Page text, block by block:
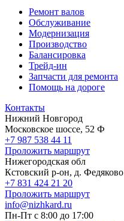
Ремонт валов
Обслуживание
Модернизация
Производство
Балансировка
Трейд-ин
Запчасти для ремонта
Помощь на дороге
Контакты
Нижний Новгород
Московское шоссе, 52 Ф
+7 987 538 44 11
Проложить маршрут
Нижегородская обл
Кстовский р-он, д. Федяково
+7 831 424 21 20
Проложить маршрут
info@nizhkard.ru
Пн-Пт с 8:00 до 17:00